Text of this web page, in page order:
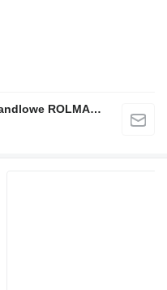
Przedsiębiorstwo Produkcyjno-Handlowe ROLMAPOL Marcin Dziekan